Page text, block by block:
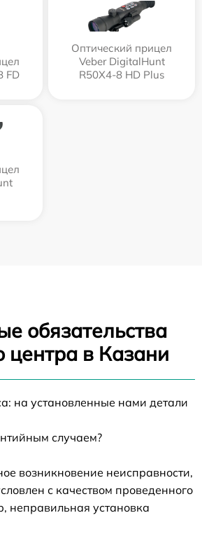
FD
Оптический прицел
Veber DigitalHunt
R50X4-8 HD Plus
обязательства
центра в Казани
на установленные нами детали
случаем?
возникновение неисправности,
с качеством проведенного
неправильная установка